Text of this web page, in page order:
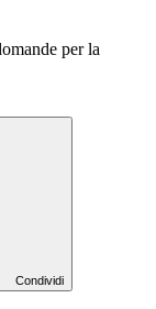
per la
Condividi